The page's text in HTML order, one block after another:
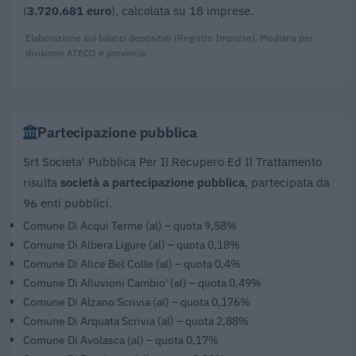
(3.720.681 euro), calcolata su 18 imprese.
Elaborazione sui bilanci depositati (Registro Imprese). Mediana per
divisione ATECO e provincia.
Partecipazione pubblica
Srt Societa' Pubblica Per Il Recupero Ed Il Trattamento
risulta società a partecipazione pubblica, partecipata da
96 enti pubblici.
Comune Di Acqui Terme (al) – quota 9,58%
Comune Di Albera Ligure (al) – quota 0,18%
Comune Di Alice Bel Colle (al) – quota 0,4%
Comune Di Alluvioni Cambio' (al) – quota 0,49%
Comune Di Alzano Scrivia (al) – quota 0,176%
Comune Di Arquata Scrivia (al) – quota 2,88%
Comune Di Avolasca (al) – quota 0,17%